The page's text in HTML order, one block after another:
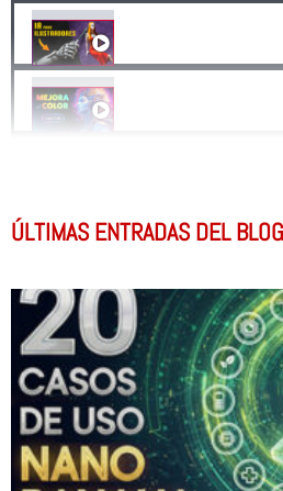
Nueva Función para
Cómo MEJORAR
Cómo Hacer
INTELIGENCIA
Cómo hacer VIDEOS
El MEJOR
ÚLTIMAS ENTRADAS DEL BLOG